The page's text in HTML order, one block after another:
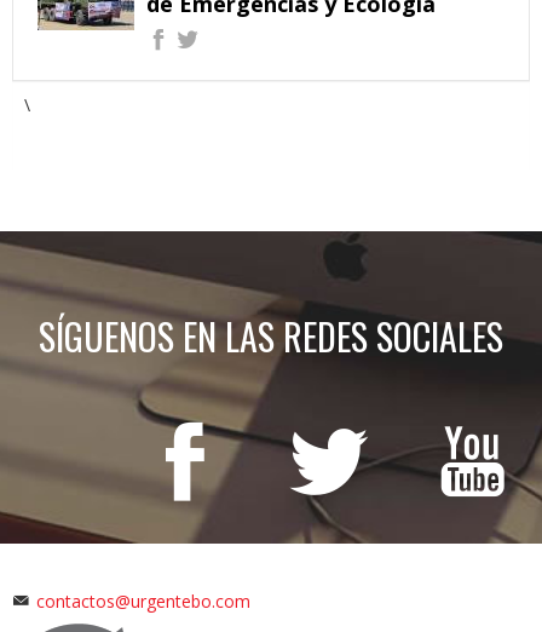
\
SÍGUENOS EN LAS REDES SOCIALES
contactos@urgentebo.com